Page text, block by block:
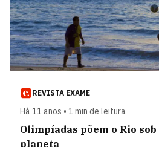
REVISTA EXAME
Há 11 anos • 1 min de leitura
Olimpíadas põem o Rio
planeta